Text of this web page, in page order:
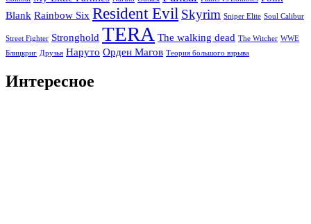
Blank Rainbow Six Resident Evil Skyrim Sniper Elite Soul Calibur
Street Fighter Stronghold TERA The walking dead The Witcher WWE
Блицкриг Друзья Наруто Орден Магов Теория большого взрыва
Интересное